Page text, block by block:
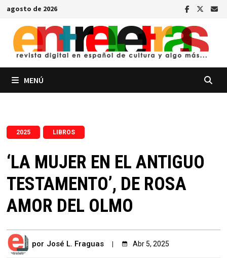
Saltar
contenido
agosto de 2026
MENÚ
2025 LIBROS
‘LA MUJER EN EL ANTIGUO
TESTAMENTO’, DE ROSA
AMOR DEL OLMO
por José L. Fraguas Abr 5, 2025